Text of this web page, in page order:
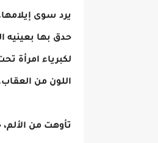
يرد سوى
حدق بها بعينيه
لكبرياء
اللون من
تأوهت من